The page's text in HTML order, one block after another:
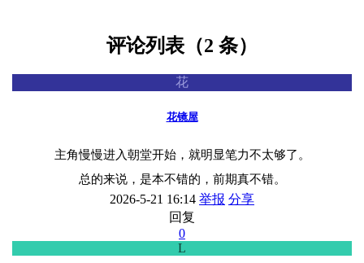
评论列表（2 条）
花
花镜屋
主角慢慢进入朝堂开始，就明显笔力不太够了。
总的来说，是本不错的，前期真不错。
2026-5-21 16:14 举报 分享
回复
0
L